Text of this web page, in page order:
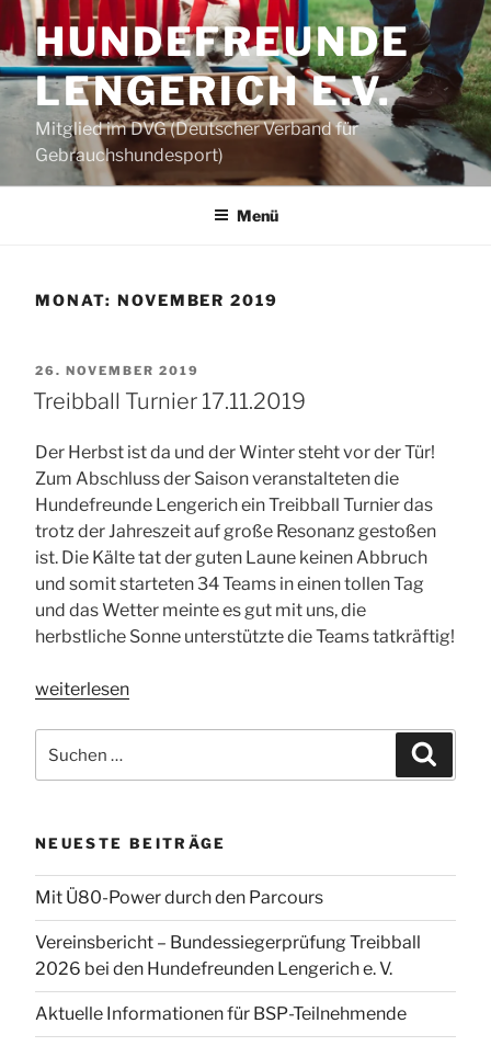
Zum
Inhalt
springenHUNDEFREUNDE
LENGERICH E.V.
Mitglied im DVG (Deutscher Verband für
Gebrauchshundesport)
Menü
MONAT: NOVEMBER 2019
VERÖFFENTLICHT
AM
26. NOVEMBER 2019
Treibball Turnier 17.11.2019
Der Herbst ist da und der Winter steht vor der Tür!
Zum Abschluss der Saison veranstalteten die
Hundefreunde Lengerich ein Treibball Turnier das
trotz der Jahreszeit auf große Resonanz gestoßen
ist. Die Kälte tat der guten Laune keinen Abbruch
und somit starteten 34 Teams in einen tollen Tag
und das Wetter meinte es gut mit uns, die
herbstliche Sonne unterstützte die Teams tatkräftig!
„Treibball
weiterlesen
nach:
NEUESTE BEITRÄGE
Mit Ü80-Power durch den Parcours
Vereinsbericht – Bundessiegerprüfung Treibball
2026 bei den Hundefreunden Lengerich e. V.
Aktuelle Informationen für BSP-Teilnehmende